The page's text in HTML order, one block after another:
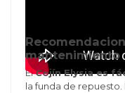
mantenimiento
ElCojín Elysia es
la funda de